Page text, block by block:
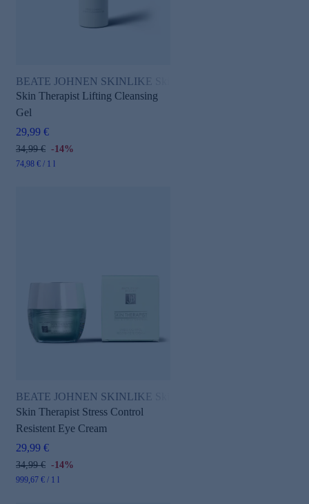
BEATE JOHNEN SKINLIKE Skin Therapist
Skin Therapist Lifting Cleansing
Gel
29,99 €
34,99 € -14%
74,98 € / 1 l
BEATE JOHNEN SKINLIKE Skin Therapist
Skin Therapist Stress Control
Resistent Eye Cream
29,99 €
34,99 € -14%
999,67 € / 1 l